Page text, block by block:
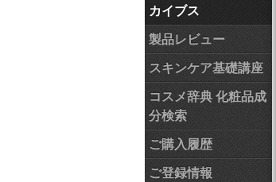
カイブス
製品レビュー
スキンケア基礎講座
コスメ辞典 化粧品成
分検索
ご購入履歴
ご登録情報